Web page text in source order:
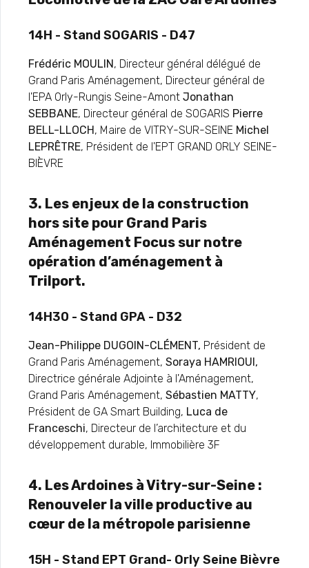
14H - Stand SOGARIS - D47
Frédéric MOULIN, Directeur général délégué de
Grand Paris Aménagement, Directeur général de
l'EPA Orly-Rungis Seine-Amont Jonathan
SEBBANE, Directeur général de SOGARIS Pierre
BELL-LLOCH, Maire de VITRY-SUR-SEINE Michel
LEPRÊTRE, Président de l'EPT GRAND ORLY SEINE-
BIÈVRE
3. Les enjeux de la construction
hors site pour Grand Paris
Aménagement Focus sur notre
opération d’aménagement à
Trilport.
14H30 - Stand GPA - D32
Jean-Philippe DUGOIN-CLÉMENT, Président de
Grand Paris Aménagement, Soraya HAMRIOUI,
Directrice générale Adjointe à l'Aménagement,
Grand Paris Aménagement, Sébastien MATTY,
Président de GA Smart Building, Luca de
Franceschi, Directeur de l’architecture et du
développement durable, Immobilière 3F
4. Les Ardoines à Vitry-sur-Seine :
Renouveler la ville productive au
cœur de la métropole parisienne
15H - Stand EPT Grand- Orly Seine Bièvre